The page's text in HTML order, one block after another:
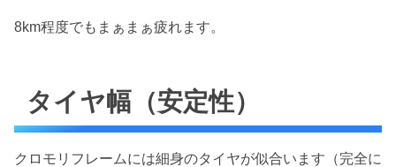
8km程度でもまぁまぁ疲れます。
タイヤ幅（安定性）
クロモリフレームには細身のタイヤが似合います（完全に